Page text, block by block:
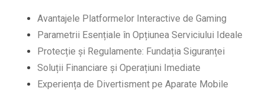
Avantajele Platformelor Interactive de Gaming
Parametrii Esențiale în Opțiunea Serviciului Ideale
Protecție și Regulamente: Fundația Siguranței
Soluții Financiare și Operațiuni Imediate
Experiența de Divertisment pe Aparate Mobile